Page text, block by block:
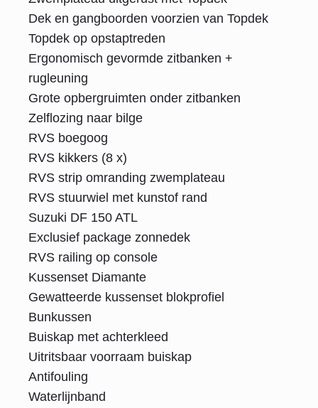
Dek en gangboorden voorzien van Topdek
Topdek op opstaptreden
Ergonomisch gevormde zitbanken +
rugleuning
Grote opbergruimten onder zitbanken
Zelflozing naar bilge
RVS boegoog
RVS kikkers (8 x)
RVS strip omranding zwemplateau
RVS stuurwiel met kunstof rand
Suzuki DF 150 ATL
Exclusief package zonnedek
RVS railing op console
Kussenset Diamante
Gewatteerde kussenset blokprofiel
Bunkussen
Buiskap met achterkleed
Uitritsbaar voorraam buiskap
Antifouling
Waterlijnband